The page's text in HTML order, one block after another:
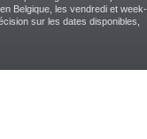
Belgique, les vendredi et week-
sur les dates disponibles,